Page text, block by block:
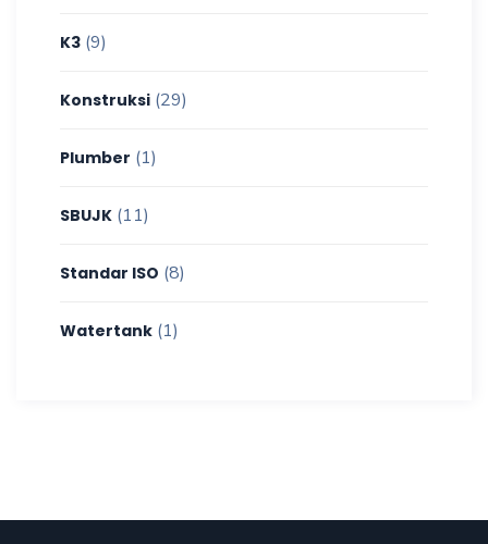
K3 (9)
Konstruksi (29)
Plumber (1)
SBUJK (11)
Standar ISO (8)
Watertank (1)